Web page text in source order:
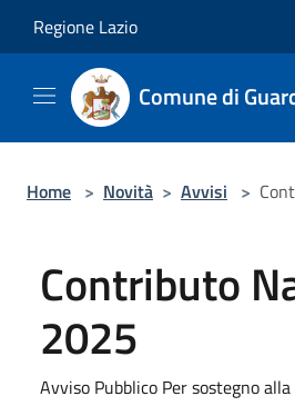
Regione Lazio
Comune di
Home > Novità > Avvisi >
Contributo
2025
Avviso Pubblico Per sostegno